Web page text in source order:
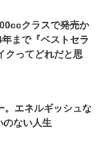
クラスで発売か
まで『ベストセラ
クってどれだと思
。エネルギッシュな
のない人生